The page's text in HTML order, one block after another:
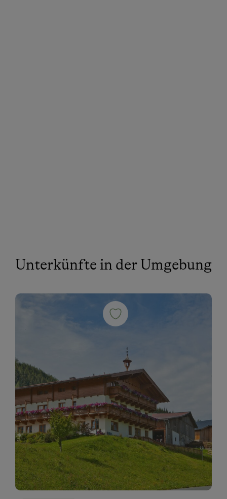
Unterkünfte in der Umgebung